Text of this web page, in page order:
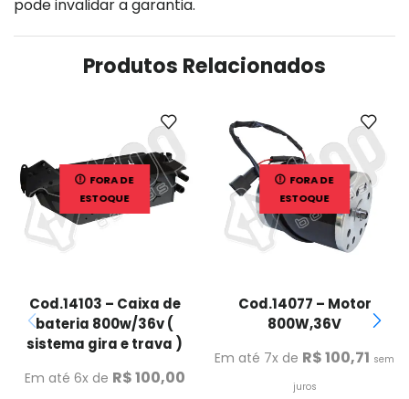
pode invalidar a garantia.
Produtos Relacionados
FORA DE
ESTOQUE
Cod.14103 – Caixa de
bateria 800w/36v (
sistema gira e trava )
Em até 6x de R$100,00
FORA DE
ESTOQUE
Cod.14077 – Motor
800W,36V
Em até 7x de R$100,71 sem
juros